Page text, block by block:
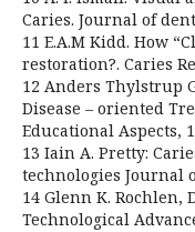
Caries. Journal of
11 E.A.M Kidd. How
restoration?. Caries
12 Anders Thylstrup
Disease – oriented
Educational Aspects,
13 Iain A. Pretty:
technologies Journal
14 Glenn K. Rochlen,
Technological